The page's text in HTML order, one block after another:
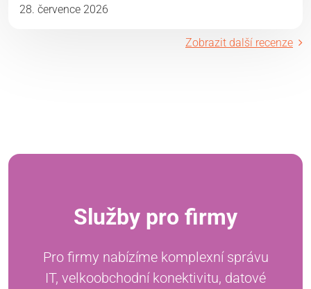
28. července 2026
Zobrazit další recenze
Služby pro firmy
Pro firmy nabízíme komplexní správu
IT, velkoobchodní konektivitu, datové